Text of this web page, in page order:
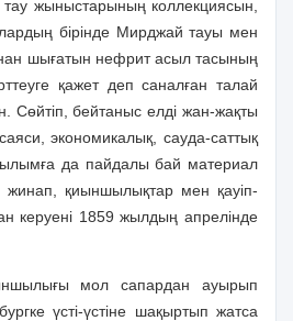
жыныстарының коллекциясын,
бірінде Мирджай тауы мен
шығатын нефрит асыл тасының
қажет деп саналған талай
Сөйтіп, бейтаныс елді жан-жақты
экономикалық, сауда-саттық
да пайдалы бай материал
жинап, қиыншылықтар мен қауіп-
керуені 1859 жылдың апрелінде
мол сапардан ауырып
үсті-үстіне шақыртып жатса